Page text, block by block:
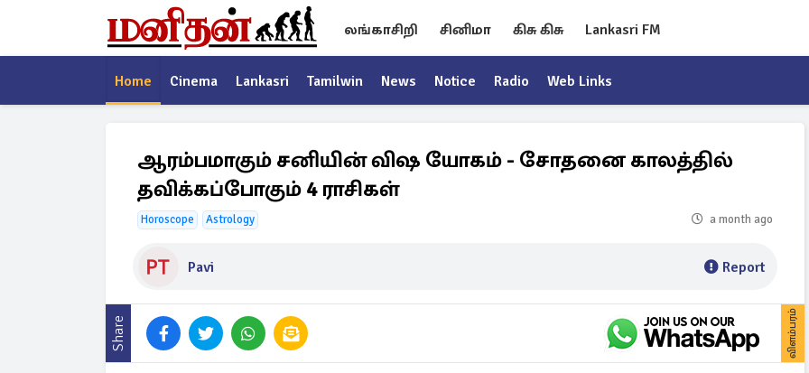
லங்காசிறி சினிமா கிசு கிசு Lankasri FM
Home Cinema Lankasri Tamilwin News Notice Radio Web Links
ஆரம்பமாகும் சனியின் விஷ யோகம் - சோதனை காலத்தில்
தவிக்கப்போகும் 4 ராசிகள்
Horoscope Astrology a month ago
Pavi Report
Share விளம்பரம்